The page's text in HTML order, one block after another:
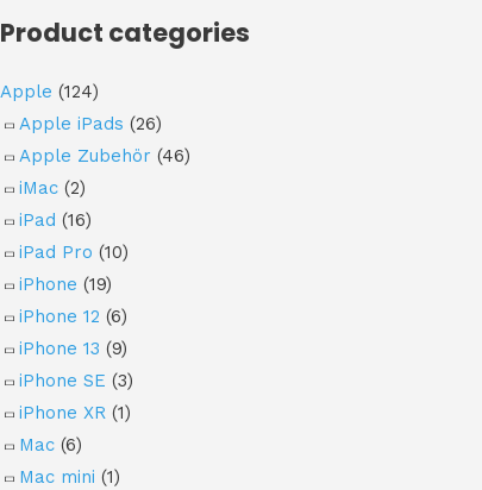
Product categories
Apple (124)
Apple iPads (26)
Apple Zubehör (46)
iMac (2)
iPad (16)
iPad Pro (10)
iPhone (19)
iPhone 12 (6)
iPhone 13 (9)
iPhone SE (3)
iPhone XR (1)
Mac (6)
Mac mini (1)